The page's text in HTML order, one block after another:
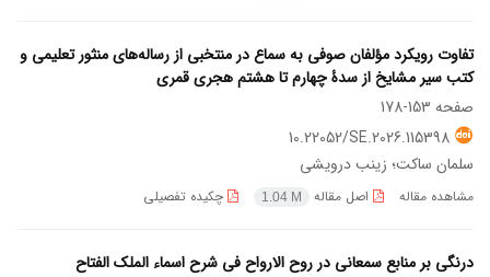
تفاوت رویکرد مؤلفان صوفی به سماع در منتخبی از رساله‌های منثور تعلیمی و
کتب سیر مشایخ از سدۀ چهارم تا هشتم هجری قمری
صفحه 153-178
10.22052/SE.2026.115398
سلمان ساکت؛ زینب درویشی
مشاهده مقاله اصل مقاله 1.04 M چکیده تفصیلی
درنگی بر منابع سمعانی در روح‌ الارواح فی شرح اسماء الملک الفتاح